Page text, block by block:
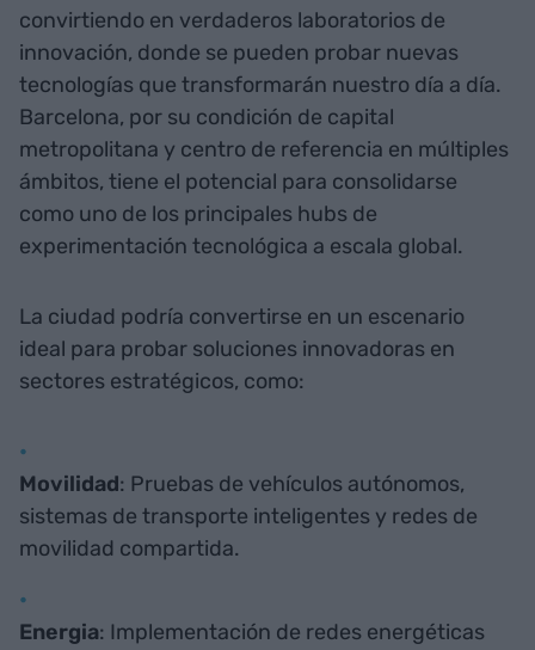
convirtiendo en verdaderos laboratorios de
innovación, donde se pueden probar nuevas
tecnologías que transformarán nuestro día a día.
Barcelona, por su condición de capital
metropolitana y centro de referencia en múltiples
ámbitos, tiene el potencial para consolidarse
como uno de los principales hubs de
experimentación tecnológica a escala global.
La ciudad podría convertirse en un escenario
ideal para probar soluciones innovadoras en
sectores estratégicos, como:
Movilidad: Pruebas de vehículos autónomos,
sistemas de transporte inteligentes y redes de
movilidad compartida.
Energia: Implementación de redes energéticas